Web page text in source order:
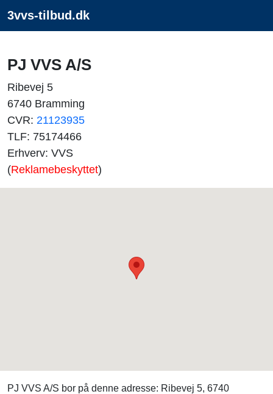
3vvs-tilbud.dk
PJ VVS A/S
Ribevej 5
6740 Bramming
CVR: 21123935
TLF: 75174466
Erhverv: VVS
(Reklamebeskyttet)
PJ VVS A/S bor på denne adresse: Ribevej 5, 6740